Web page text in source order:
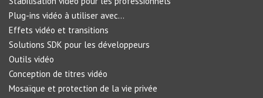
Plug-ins vidéo à utiliser avec...
Effets vidéo et transitions
Solutions SDK pour les développeurs
Outils vidéo
Conception de titres vidéo
Mosaïque et protection de la vie privée